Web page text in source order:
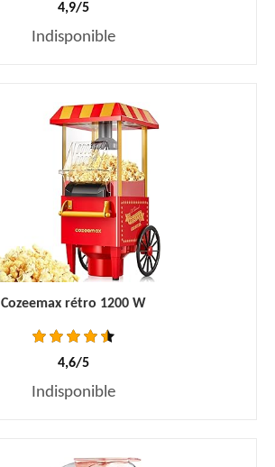
4,9/5
Indisponible
Cozeemax rétro 1200 W
4,6/5
Indisponible